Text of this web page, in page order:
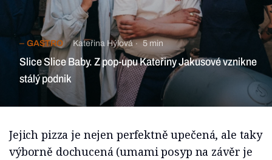
GASTRO Kateřina Hýlová 5 min
Slice Slice Baby. Z pop-upu Kateřiny Jakusové vznikne
stálý podnik
Jejich pizza je nejen perfektně upečená, ale taky
výborně dochucená (umami posyp na závěr je